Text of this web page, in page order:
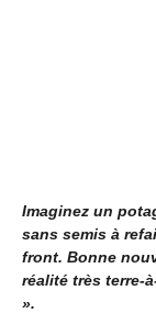
Imaginez un
sans semis à
front. Bonne
réalité très terre-
».